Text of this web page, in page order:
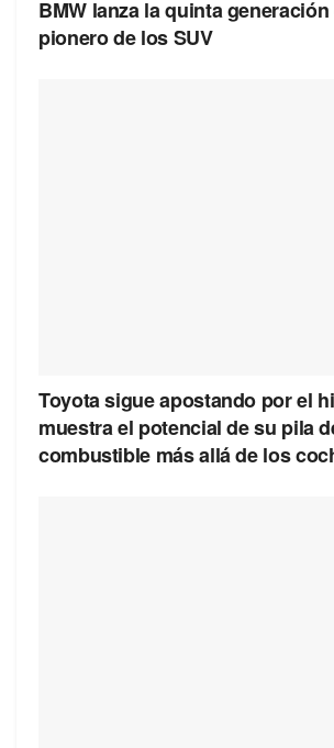
BMW lanza la quinta
pionero de los SUV
Toyota sigue apostando por el
muestra el potencial de su pila
combustible más allá de los